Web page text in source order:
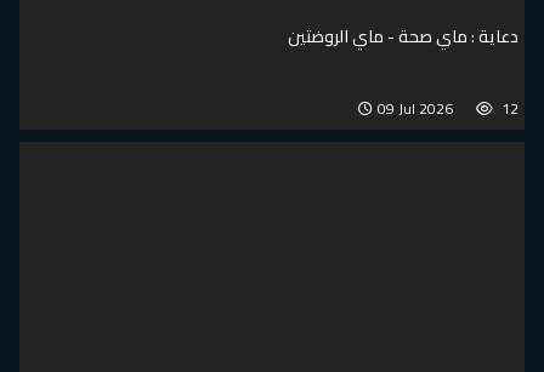
دعاية : ماي صحة - ماي الروضتين
12
09 Jul 2026